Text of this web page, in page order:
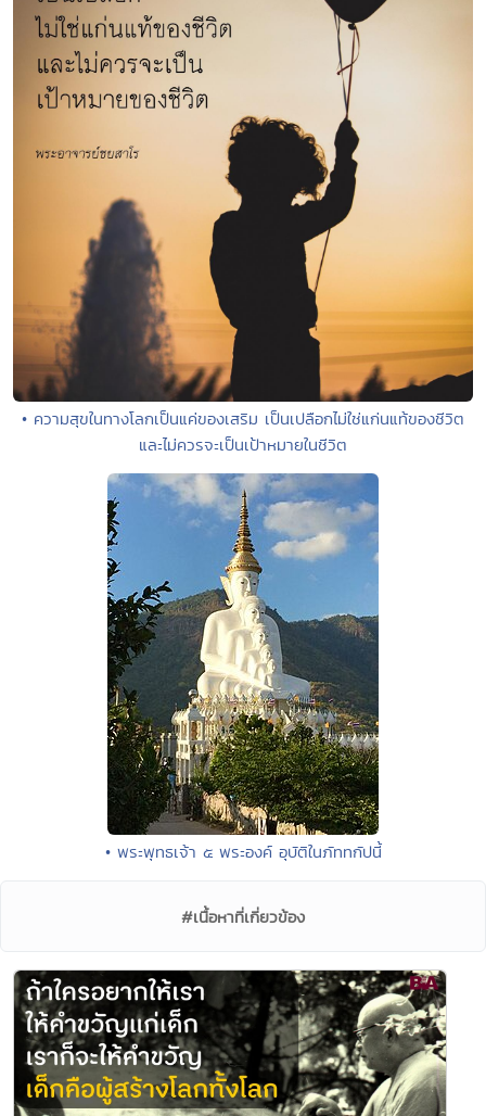
• ความสุขในทางโลกเป็นแค่ของเสริม เป็นเปลือกไม่ใช่แก่นแท้ของชีวิต
และไม่ควรจะเป็นเป้าหมายในชีวิต
• พระพุทธเจ้า ๕ พระองค์ อุบัติในภัททกัปนี้
#เนื้อหาที่เกี่ยวข้อง